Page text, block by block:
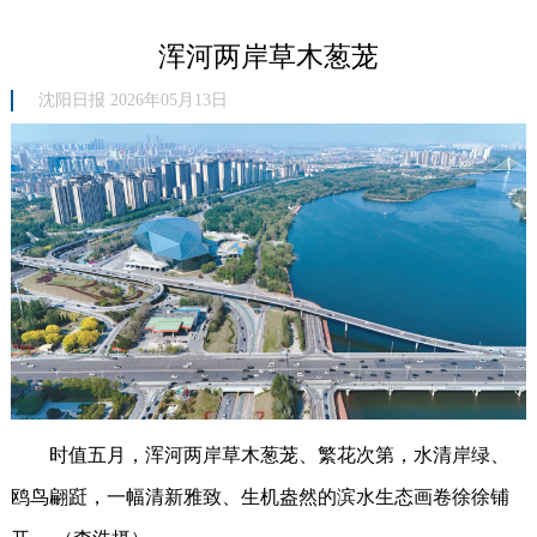
浑河两岸草木葱茏
沈阳日报 2026年05月13日
时值五月，浑河两岸草木葱茏、繁花次第，水清岸绿、
鸥鸟翩跹，一幅清新雅致、生机盎然的滨水生态画卷徐徐铺